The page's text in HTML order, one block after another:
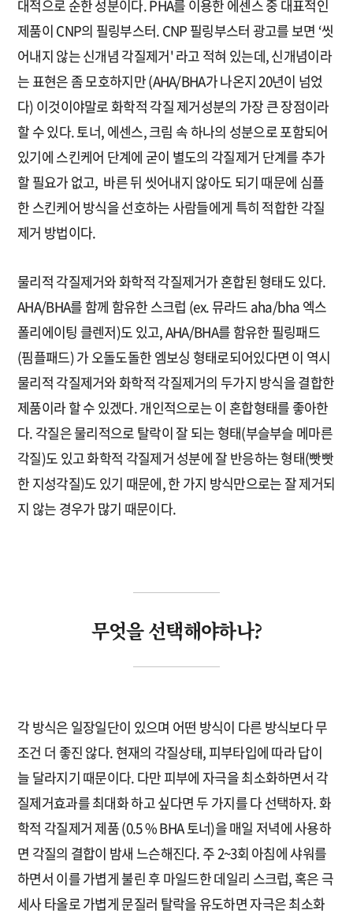
대적으로 순한 성분이다. PHA를 이용한 에센스 중 대표적인
제품이 CNP의 필링부스터. CNP 필링부스터 광고를 보면 ‘씻
어내지 않는 신개념 각질제거' 라고 적혀 있는데, 신개념이라
는 표현은 좀 모호하지만 (AHA/BHA가 나온지 20년이 넘었
다) 이것이야말로 화학적 각질 제거성분의 가장 큰 장점이라
할 수 있다. 토너, 에센스, 크림 속 하나의 성분으로 포함되어
있기에 스킨케어 단계에 굳이 별도의 각질제거 단계를 추가
할 필요가 없고, 바른 뒤 씻어내지 않아도 되기 때문에 심플
한 스킨케어 방식을 선호하는 사람들에게 특히 적합한 각질
제거 방법이다.
물리적 각질제거와 화학적 각질제거가 혼합된 형태도 있다.
AHA/BHA를 함께 함유한 스크럽 (ex. 뮤라드 aha/bha 엑스
폴리에이팅 클렌저)도 있고, AHA/BHA를 함유한 필링패드
(핌플패드) 가 오돌도돌한 엠보싱 형태로되어있다면 이 역시
물리적 각질제거와 화학적 각질제거의 두가지 방식을 결합한
제품이라 할 수 있겠다. 개인적으로는 이 혼합형태를 좋아한
다. 각질은 물리적으로 탈락이 잘 되는 형태(부슬부슬 메마른
각질)도 있고 화학적 각질제거 성분에 잘 반응하는 형태(빳빳
한 지성각질)도 있기 때문에, 한 가지 방식만으로는 잘 제거되
지 않는 경우가 많기 때문이다.
무엇을 선택해야하나?
각 방식은 일장일단이 있으며 어떤 방식이 다른 방식보다 무
조건 더 좋진 않다. 현재의 각질상태, 피부타입에 따라 답이
늘 달라지기 때문이다. 다만 피부에 자극을 최소화하면서 각
질제거효과를 최대화 하고 싶다면 두 가지를 다 선택하자. 화
학적 각질제거 제품 (0.5 % BHA 토너)을 매일 저녁에 사용하
면 각질의 결합이 밤새 느슨해진다. 주 2~3회 아침에 샤워를
하면서 이를 가볍게 불린 후 마일드한 데일리 스크럽, 혹은 극
세사 타올로 가볍게 문질러 탈락을 유도하면 자극은 최소화